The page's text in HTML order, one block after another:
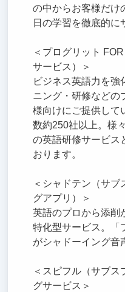
の中からお客様だけ
日の学習を徹底的に
＜プログリット
サービス）＞
ビジネス英語力を強
ニング・研修などの
様向けにご提供して
数約250社以上。様
の英語研修サービス
おります。
＜シャドテン（サブ
グアプリ）＞
英語のプロから添削
特化型サービス。「
がシャドーイング音
＜スピフル（サブス
グサービス＞